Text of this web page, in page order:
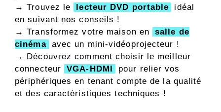
→ Trouvez le
lecteur DVD portable
idéal
en suivant nos conseils !
→ Transformez votre maison en
salle de
cinéma avec un mini-vidéoprojecteur !
→ Découvrez comment choisir le meilleur
connecteur
VGA-HDMI
pour relier vos
périphériques en tenant compte de la qualité
et des caractéristiques techniques !